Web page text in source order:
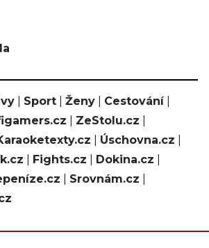
Sport Ženy Cestování|
ZeStolu.cz
Úschovna.cz
Fights.cz Dokina.cz
Srovnám.cz